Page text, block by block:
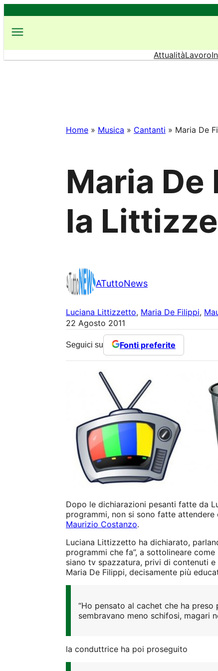
al
contenuto
AttualitàLavoro
Home » Musica » Cantanti » Maria De
Maria
la
ATuttoNews
Luciana Littizzetto, Maria De Filippi,
22 Agosto 2011
Seguici su Fonti preferite
Dopo le dichiarazioni pesanti fatte da
programmi, non si sono fatte
Maurizio Costanzo.
Luciana Littizzetto ha dichiarato,
programmi che fa”, a sottolineare
siano tv spazzatura, privi di contenuti
Maria De Filippi, decisamente più
“Ho pensato al cachet che ha
sembravano meno schifosi, magari
la conduttrice ha poi proseguito